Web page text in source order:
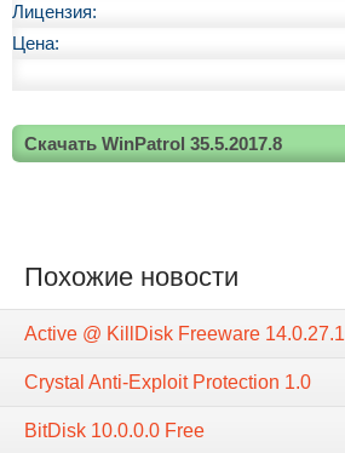
Лицензия:
Цена:
Скачать WinPatrol 35.5.2017.8
Похожие новости
Active @ KillDisk Freeware 14.0.27.1
Crystal Anti-Exploit Protection 1.0
BitDisk 10.0.0.0 Free